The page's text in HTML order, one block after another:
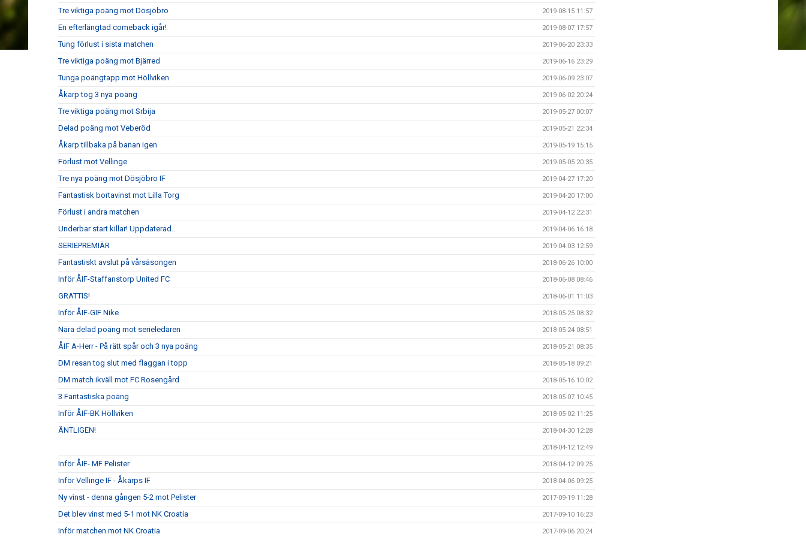
Tre viktiga poäng mot Dösjöbro 2019-08-15 11:57
En efterlängtad comeback igår! 2019-08-07 17:57
Tung förlust i sista matchen 2019-06-20 23:33
Tre viktiga poäng mot Bjärred 2019-06-16 23:29
Tunga poängtapp mot Höllviken 2019-06-09 23:07
Åkarp tog 3 nya poäng 2019-06-02 20:24
Tre viktiga poäng mot Srbija 2019-05-27 00:07
Delad poäng mot Veberöd 2019-05-21 22:34
Åkarp tillbaka på banan igen 2019-05-19 15:15
Förlust mot Vellinge 2019-05-05 20:35
Tre nya poäng mot Dösjöbro IF 2019-04-27 17:20
Fantastisk bortavinst mot Lilla Torg 2019-04-20 17:00
Förlust i andra matchen 2019-04-12 22:31
Underbar start killar! Uppdaterad.. 2019-04-06 16:18
SERIEPREMIÄR 2019-04-03 12:59
Fantastiskt avslut på vårsäsongen 2018-06-26 10:00
Inför ÅIF-Staffanstorp United FC 2018-06-08 08:46
GRATTIS! 2018-06-01 11:03
Inför ÅIF-GIF Nike 2018-05-25 08:32
Nära delad poäng mot serieledaren 2018-05-24 08:51
ÅIF A-Herr - På rätt spår och 3 nya poäng 2018-05-21 08:35
DM resan tog slut med flaggan i topp 2018-05-18 09:21
DM match ikväll mot FC Rosengård 2018-05-16 10:02
3 Fantastiska poäng 2018-05-07 10:45
Inför ÅIF-BK Höllviken 2018-05-02 11:25
ÄNTLIGEN! 2018-04-30 12:28
2018-04-12 12:49
Inför ÅIF- MF Pelister 2018-04-12 09:25
Inför Vellinge IF - Åkarps IF 2018-04-06 09:25
Ny vinst - denna gången 5-2 mot Pelister 2017-09-19 11:28
Det blev vinst med 5-1 mot NK Croatia 2017-09-10 16:23
Inför matchen mot NK Croatia 2017-09-06 20:24